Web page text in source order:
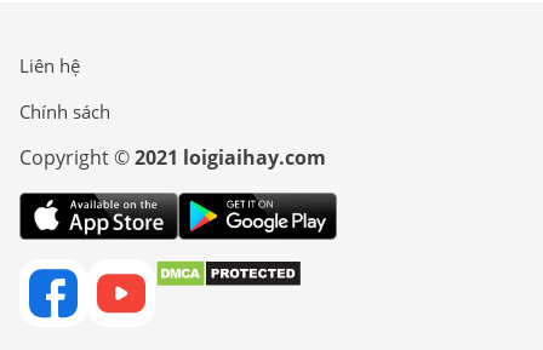
Liên hệ
Chính sách
Copyright ©2021 loigiaihay.com